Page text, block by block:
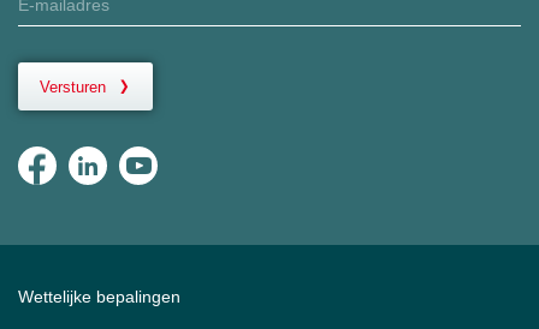
Versturen
Wettelijke bepalingen